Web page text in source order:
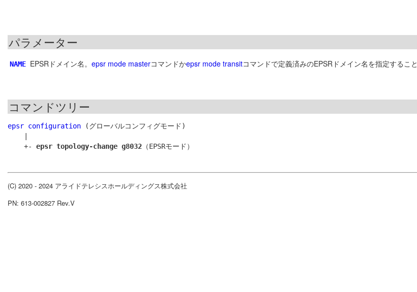
パラメーター
NAME EPSRドメイン名。 epsr mode masterコマンドかepsr mode transitコマンドで定義済みのEPSRドメイン名を指定すること
コマンドツリー
epsr configuration (グローバルコンフィグモード)
    +-
epsr topology-change g8032
(C) 2020 - 2024 アライドテレシスホールディングス株式会社
PN: 613-002827 Rev.V